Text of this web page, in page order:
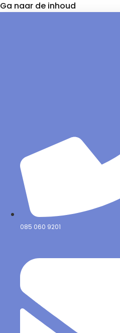
Ga naar de inhoud
085 060 9201